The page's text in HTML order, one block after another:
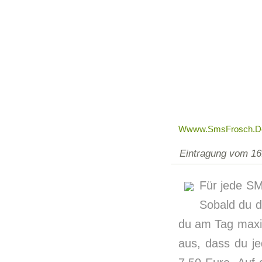
Eintragung vom
Für jede
Sobald du
du am Tag
aus, dass du